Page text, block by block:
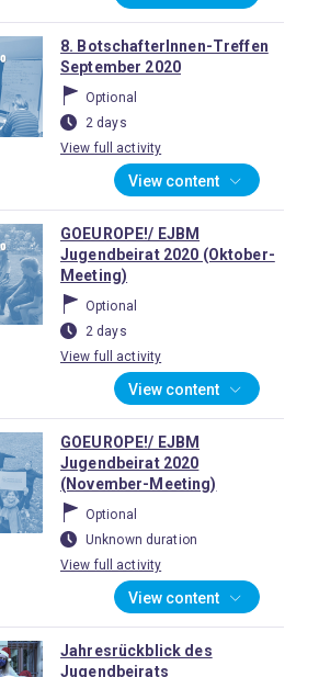
8. BotschafterInnen-Treffen
September 2020
Optional
2 days
View full activity
View content
GOEUROPE!/ EJBM
Jugendbeirat 2020 (Oktober-
Meeting)
Optional
2 days
View full activity
View content
GOEUROPE!/ EJBM
Jugendbeirat 2020
(November-Meeting)
Optional
Unknown duration
View full activity
View content
Jahresrückblick des
Jugendbeirats